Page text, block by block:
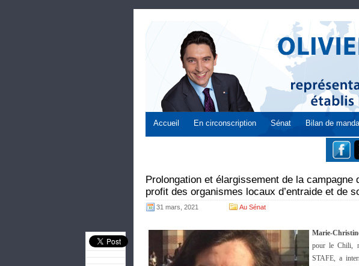
Accueil En circonscription Sénat Bilan de
Prolongation et élargissement de la campagne
profit des organismes locaux d’entraide et de
31 mars, 2021 Au Sénat
Marie-
pour le Chili,
STAFE, a